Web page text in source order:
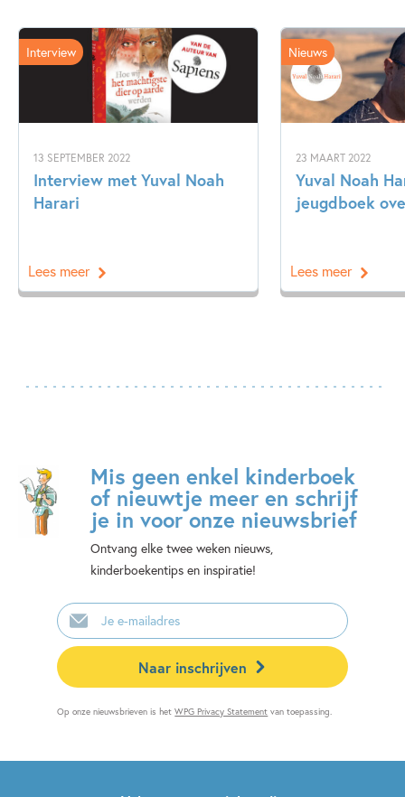
13 SEPTEMBER 2022
Interview met Yuval Noah
Harari
Interview
Lees meer
23 MAART 2022
Yuval Noah
jeugdboek
Nieuws
Lees meer
Mis geen enkel kinderboek
of nieuwtje meer en schrijf
je in voor onze nieuwsbrief
Ontvang elke twee weken nieuws,
kinderboekentips en inspiratie!
E-
mailadres
Naar inschrijven
Op onze nieuwsbrieven is hetWPG Privacy Statement van toepassing.